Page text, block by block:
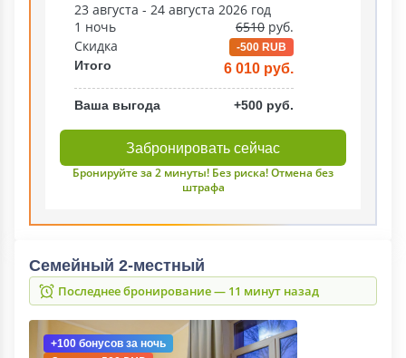
23 августа - 24 августа 2026 год
1 ночь
6510 руб.
Скидка
-500 RUB
Итого 6 010 руб.
Ваша выгода +500 руб.
Забронировать сейчас
Бронируйте за 2 минуты! Без риска! Отмена без
штрафа
Cемейный 2-местный
Последнее бронирование — 11 минут назад
+100 бонусов за ночь